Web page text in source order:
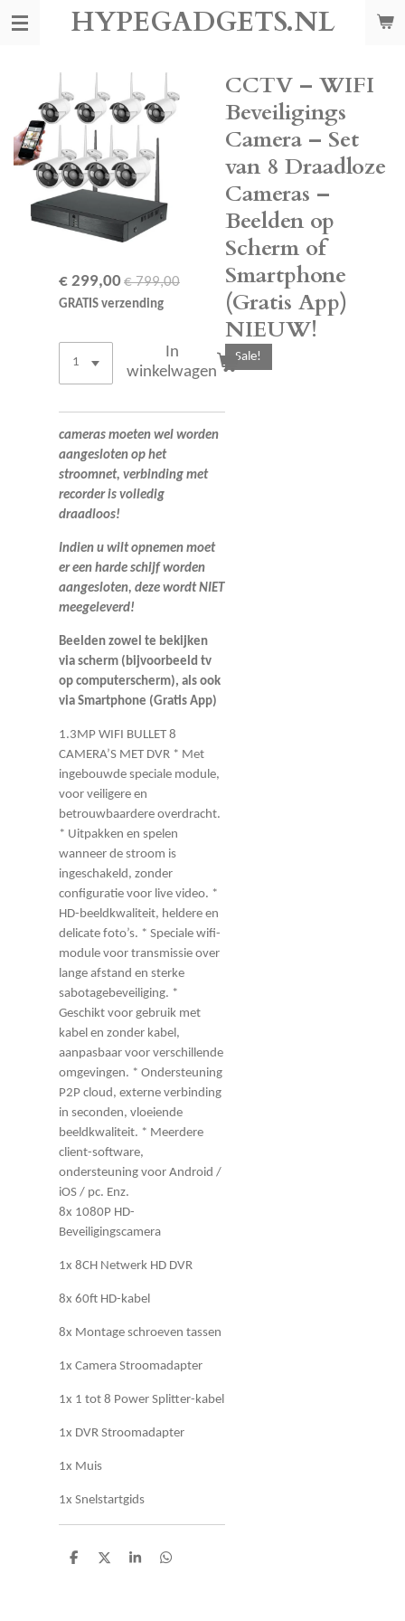
Ga
hoofdinhoud
HYPEGADGETS.NL
CCTV – WIFI
Beveiligings
Camera – Set
van 8 Draadloze
Cameras –
Beelden op
Scherm of
Smartphone
(Gratis App)
NIEUW!
Sale!
€ 299,00€ 799,00
GRATIS verzending
In
winkelwagen
cameras moeten wel worden
aangesloten op het
stroomnet, verbinding met
recorder is volledig
draadloos!
Indien u wilt opnemen moet
er een harde schijf worden
aangesloten, deze wordt NIET
meegeleverd!
Beelden zowel te bekijken
via scherm (bijvoorbeeld tv
op computerscherm), als ook
via Smartphone (Gratis App)
1.3MP WIFI BULLET 8
CAMERA’S MET DVR * Met
ingebouwde speciale module,
voor veiligere en
betrouwbaardere overdracht.
* Uitpakken en spelen
wanneer de stroom is
ingeschakeld, zonder
configuratie voor live video. *
HD-beeldkwaliteit, heldere en
delicate foto’s. * Speciale wifi-
module voor transmissie over
lange afstand en sterke
sabotagebeveiliging. *
Geschikt voor gebruik met
kabel en zonder kabel,
aanpasbaar voor verschillende
omgevingen. * Ondersteuning
P2P cloud, externe verbinding
in seconden, vloeiende
beeldkwaliteit. * Meerdere
client-software,
ondersteuning voor Android /
iOS / pc. Enz.
8x 1080P HD-
Beveiligingscamera
1x 8CH Netwerk HD DVR
8x 60ft HD-kabel
8x Montage schroeven tassen
1x Camera Stroomadapter
1x 1 tot 8 Power Splitter-kabel
1x DVR Stroomadapter
1x Muis
1x Snelstartgids
D
D
S
D